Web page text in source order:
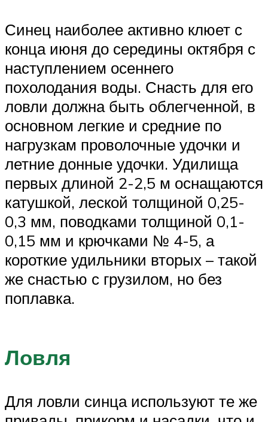
Синец наиболее активно клюет с
конца июня до середины октября с
наступлением осеннего
похолодания воды. Снасть для его
ловли должна быть облегченной, в
основном легкие и средние по
нагрузкам проволочные удочки и
летние донные удочки. Удилища
первых длиной 2-2,5 м оснащаются
катушкой, леской толщиной 0,25-
0,3 мм, поводками толщиной 0,1-
0,15 мм и крючками № 4-5, а
короткие удильники вторых – такой
же снастью с грузилом, но без
поплавка.
Ловля
Для ловли синца используют те же